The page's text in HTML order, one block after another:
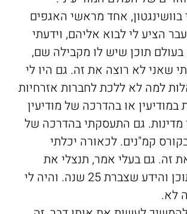
בוושינגטון, אחד מראשי האגפים
הציע לי לבוא אליהם, וידעתי
בעולם תוכן שיש לו מקבילה שם,
שאני לא רוצה את זה. גם היו לי
למה לא ללכת לחברות אזרחיות
במודיעין או בהדרכה של מודיעין
מדינות. גם התעסקתי בהדרכה של
בקורס קמ"נים. לכאורה יכלתי
זה. גם בעלי אמר, תנצלי את
עולם התוכן והידע שצברת 25 שנה. והיה לי
לא.